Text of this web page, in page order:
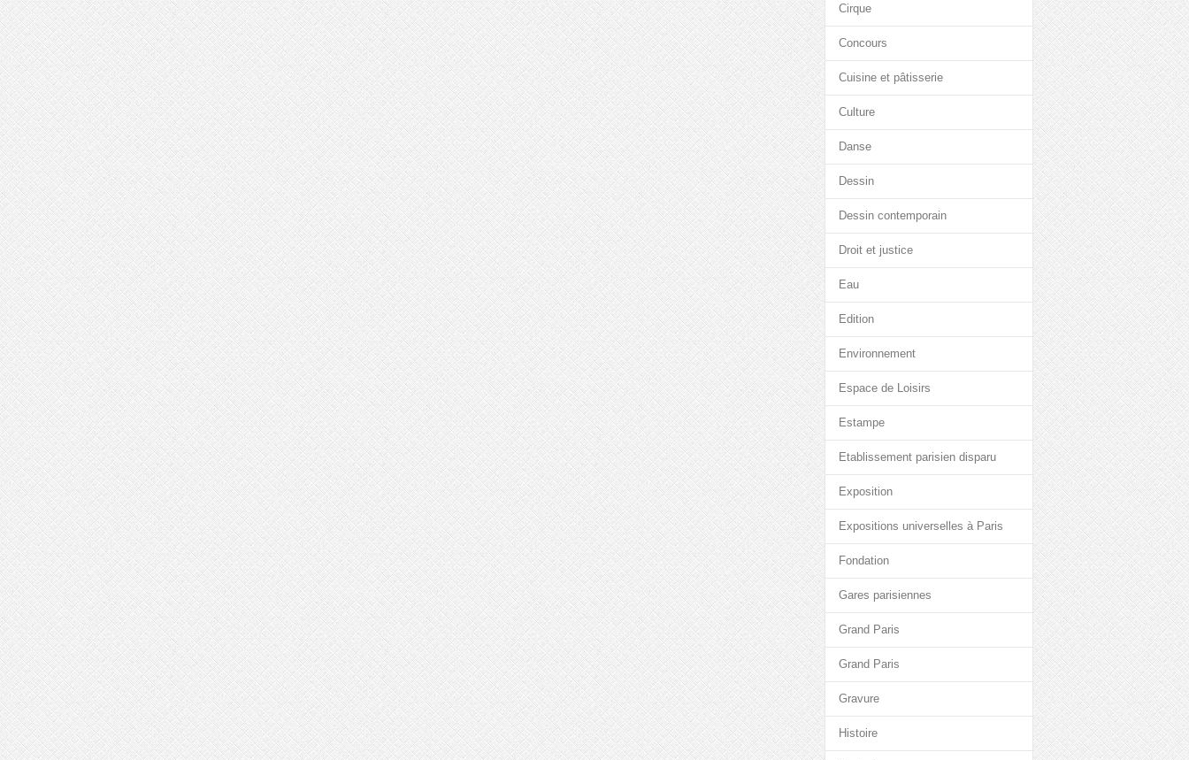
Cirque
Concours
Cuisine et pâtisserie
Culture
Danse
Dessin
Dessin contemporain
Droit et justice
Eau
Edition
Environnement
Espace de Loisirs
Estampe
Etablissement parisien disparu
Exposition
Expositions universelles à Paris
Fondation
Gares parisiennes
Grand Paris
Grand Paris
Gravure
Histoire